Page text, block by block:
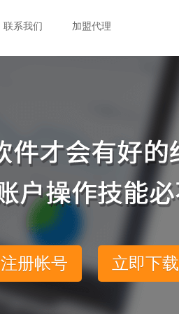
联系我们 加盟代理
注册帐号 立即下载